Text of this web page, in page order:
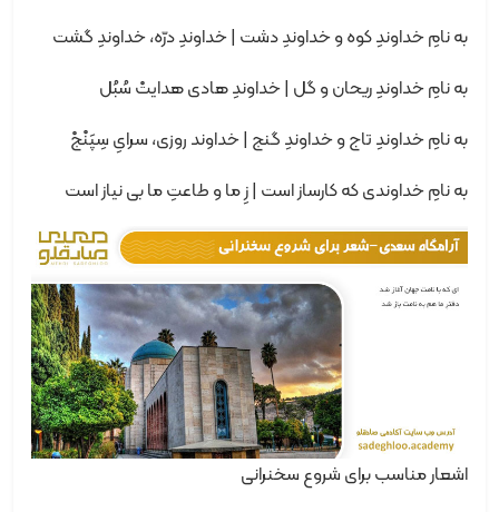
به نامِ خداوندِ کوه و خداوندِ دشت | خداوندِ درّه، خداوندِ گشت
به نامِ خداوندِ ریحان و گل | خداوندِ هادی هدایتْ سُبُل
به نامِ خداوندِ تاج و خداوندِ گنج | خداوند روزی، سرایِ سِپَنْجْ
به نامِ خداوندی که کارساز است | زِ ما و طاعتِ ما بی نیاز است
اشعار مناسب برای شروع سخنرانی